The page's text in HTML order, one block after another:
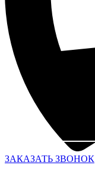
ЗАКАЗАТЬ ЗВОНОК